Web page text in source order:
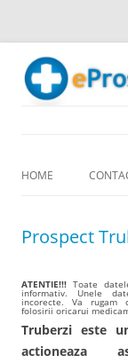
HOME
Prospect
ATENTIE!!! Toate
informativ. Unele
incorecte. Va rugam
folosirii oricarui
Truberzi este
actioneaza